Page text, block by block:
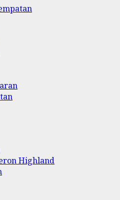
Highland